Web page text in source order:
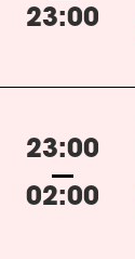
23:00
23:00
02:00